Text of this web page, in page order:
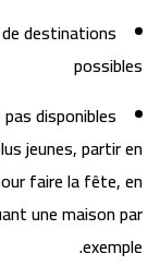
destinations
possibles
disponibles
jeunes, partir en
faire la fête, en
une maison par
exemple.